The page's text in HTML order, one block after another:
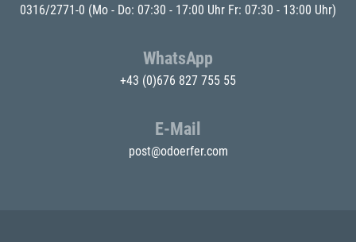
0316/2771-0 (Mo - Do: 07:30 - 17:00 Uhr Fr: 07:30 - 13:00 Uhr)
WhatsApp
+43 (0)676 827 755 55
E-Mail
post@odoerfer.com